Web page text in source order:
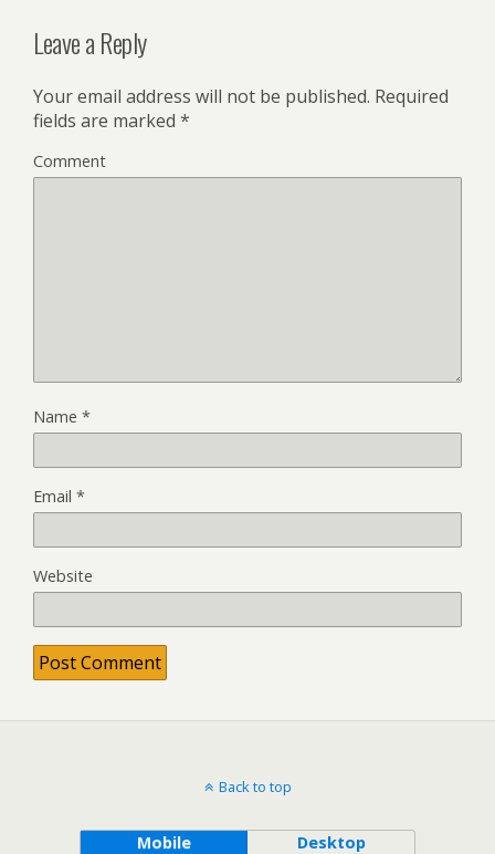
Leave a Reply
Your email address will not be published. Required
fields are marked *
Comment
Name *
Email *
Website
Back to top
Mobile Desktop